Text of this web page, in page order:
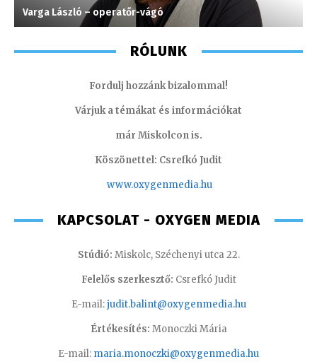
Varga László – operatőr-vágó
RÓLUNK
Fordulj hozzánk bizalommal!
Várjuk a témákat és információkat
már Miskolcon is.
Köszönettel: Csrefkó Judit
www.oxygenmedia.hu
KAPCSOLAT - OXYGEN MEDIA
Stúdió: Miskolc, Széchenyi utca 22.
Felelős szerkesztő: Csrefkó Judit
E-mail:judit.balint@oxygenmedia.hu
Értékesítés: Monoczki Mária
E-mail: maria.monoczki@oxygenmedia.hu